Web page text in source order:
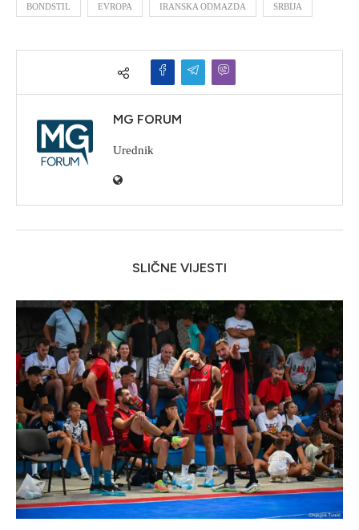
BONDSTIL EVROPA IRANSKA ODMAZDA SRBIJA
MG FORUM
Urednik
SLIČNE VIJESTI